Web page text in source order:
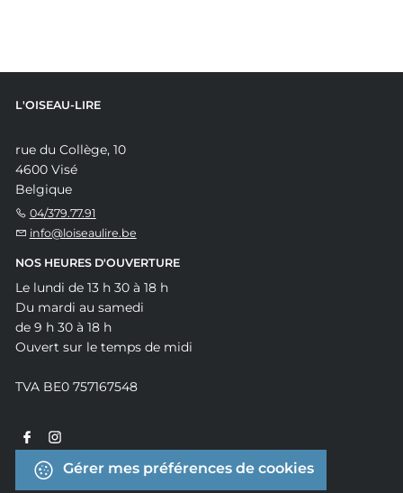
L'OISEAU-LIRE
rue du Collège, 10
4600 Visé
Belgique
04/379.77.91
info@loiseaulire.be
NOS HEURES D'OUVERTURE
Le lundi de 13 h 30 à 18 h
Du mardi au samedi
de 9 h 30 à 18 h
Ouvert sur le temps de midi
TVA BE0 757167548
Gérer mes préférences de cookies